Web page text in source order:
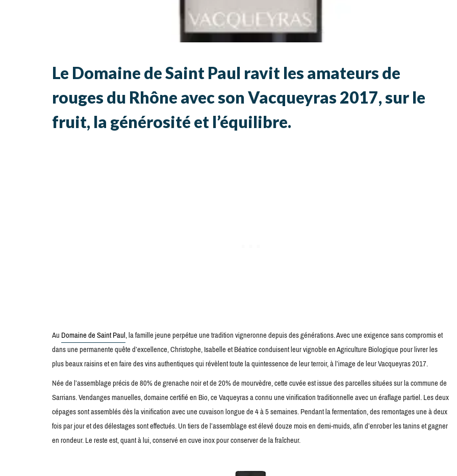
Le Domaine de Saint Paul ravit les amateurs de
rouges du Rhône avec son Vacqueyras 2017, sur le
fruit, la générosité et l’équilibre.
AuDomaine de Saint Paul, la famille jeune perpétue une tradition vigneronne depuis des générations. Avec une exigence sans compromis et
dans une permanente quête d’excellence, Christophe, Isabelle et Béatrice conduisent leur vignoble en Agriculture Biologique pour livrer les
plus beaux raisins et en faire des vins authentiques qui révèlent toute la quintessence de leur terroir, à l’image de leur Vacqueyras 2017.
Née de l’assemblage précis de 80% de grenache noir et de 20% de mourvèdre, cette cuvée est issue des parcelles situées sur la commune de
Sarrians. Vendanges manuelles, domaine certifié en Bio, ce Vaqueyras a connu une vinification traditionnelle avec un éraflage partiel. Les deux
cépages sont assemblés dès la vinification avec une cuvaison longue de 4 à 5 semaines. Pendant la fermentation, des remontages une à deux
fois par jour et des délestages sont effectués. Un tiers de l’assemblage est élevé douze mois en demi-muids, afin d’enrober les tanins et gagner
en rondeur. Le reste est, quant à lui, conservé en cuve inox pour conserver de la fraîcheur.